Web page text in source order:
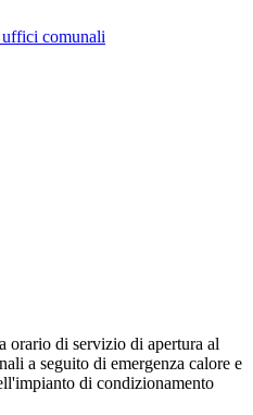
comunali
orario di servizio di apertura al
a seguito di emergenza calore e
di condizionamento